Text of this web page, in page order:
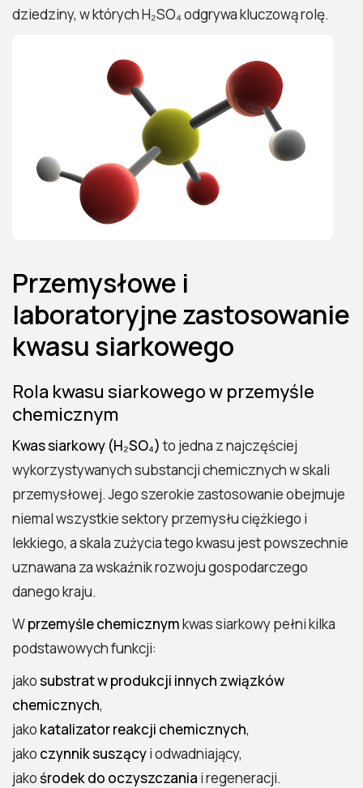
dziedziny, w których H₂SO₄ odgrywa kluczową rolę.
Przemysłowe i
laboratoryjne zastosowanie
kwasu siarkowego
Rola kwasu siarkowego w przemyśle
chemicznym
Kwas siarkowy (H₂SO₄)to jedna z najczęściej
wykorzystywanych substancji chemicznych w skali
przemysłowej. Jego szerokie zastosowanie obejmuje
niemal wszystkie sektory przemysłu ciężkiego i
lekkiego, a skala zużycia tego kwasu jest powszechnie
uznawana za wskaźnik rozwoju gospodarczego
danego kraju.
Wprzemyśle chemicznymkwas siarkowy pełni kilka
podstawowych funkcji:
jakosubstrat w produkcji innych związków
chemicznych,
jako katalizator reakcji chemicznych,
jako czynnik suszącyi odwadniający,
jakośrodek do oczyszczania i regeneracji.